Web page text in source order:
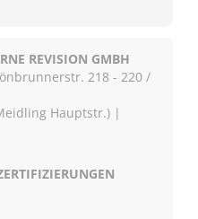
REVISION GMBH
218 - 220 /
Hauptstr.) |